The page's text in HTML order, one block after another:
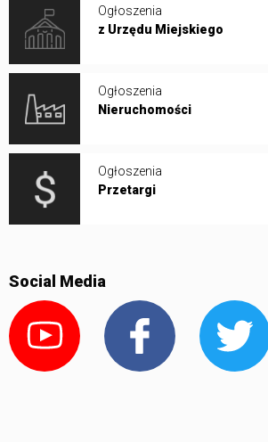
Ogłoszenia
z Urzędu Miejskiego
Ogłoszenia
Nieruchomości
Ogłoszenia
Przetargi
Social Media